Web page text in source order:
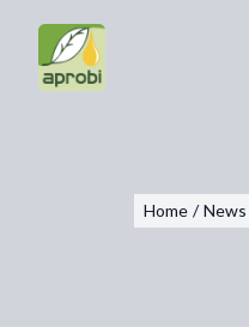
Home / News